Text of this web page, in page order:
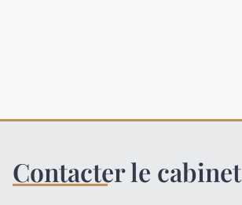
Contacter le cabinet